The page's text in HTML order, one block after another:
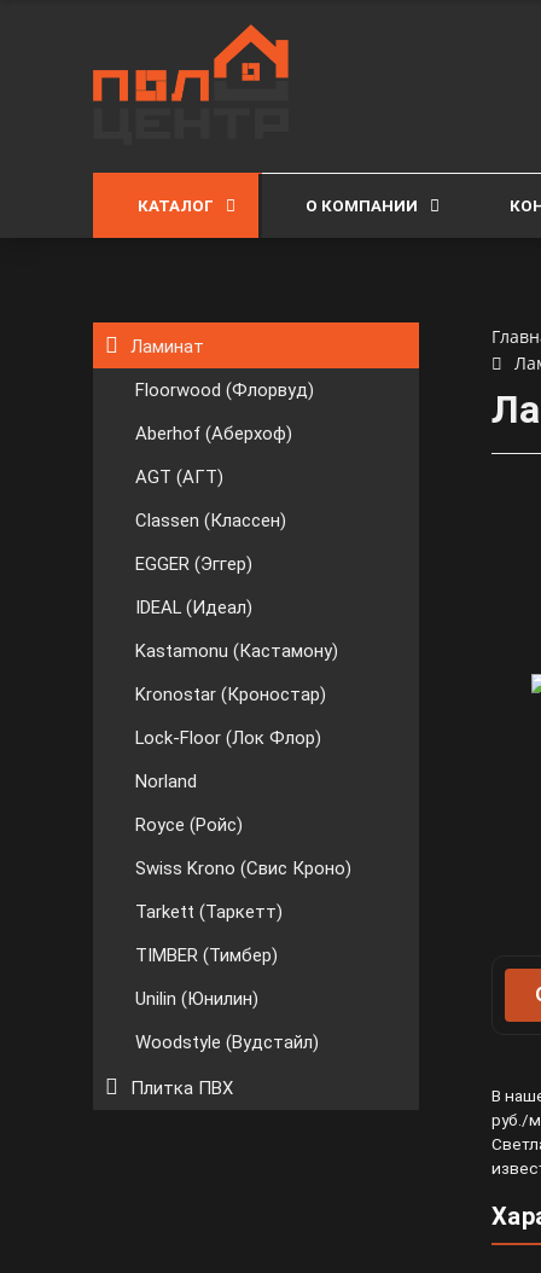
КАТАЛОГ О КОМПАНИИ
Ламинат
Floorwood (Флорвуд)
Aberhof (Аберхоф)
AGT (АГТ)
Classen (Классен)
EGGER (Эггер)
IDEAL (Идеал)
Kastamonu (Кастамону)
Kronostar (Кроностар)
Lock-Floor (Лок Флор)
Norland
Royce (Ройс)
Swiss Krono (Свис Кроно)
Tarkett (Таркетт)
TIMBER (Тимбер)
Unilin (Юнилин)
Woodstyle (Вудстайл)
Плитка ПВХ
В
руб./м